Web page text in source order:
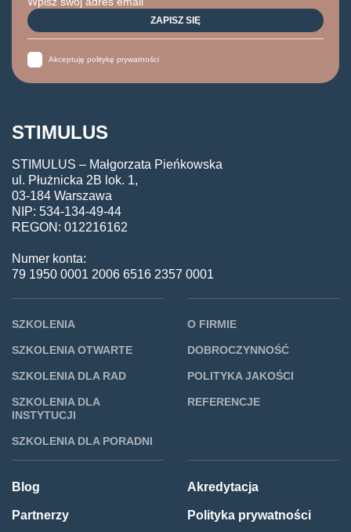
Akceptuję politykę prywatności
STIMULUS
STIMULUS – Małgorzata Pieńkowska
ul. Płużnicka 2B lok. 1,
03-184 Warszawa
NIP: 534-134-49-44
REGON: 012216162
Numer konta:
79 1950 0001 2006 6516 2357 0001
SZKOLENIA
SZKOLENIA OTWARTE
SZKOLENIA DLA RAD
SZKOLENIA DLA
INSTYTUCJI
SZKOLENIA DLA PORADNI
O FIRMIE
DOBROCZYNNOŚĆ
POLITYKA JAKOŚCI
REFERENCJE
Blog
Partnerzy
Akredytacja
Polityka prywatności